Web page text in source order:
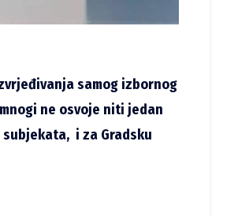
samog izbornog
ne osvoje niti jedan
i za Gradsku